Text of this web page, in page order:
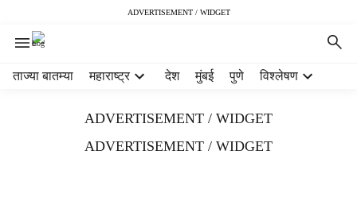
ADVERTISEMENT / WIDGET
ताज्या बातम्या महाराष्ट्र देश मुंबई पुणे विश्लेषण
ADVERTISEMENT / WIDGET
ADVERTISEMENT / WIDGET